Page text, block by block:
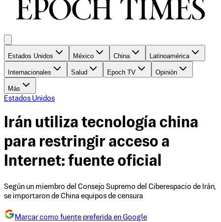
Estados Unidos México China Latinoamérica
Internacionales Salud Epoch TV Opinión
Más
Estados Unidos
Irán utiliza tecnología china
para restringir acceso a
Internet: fuente oficial
Según un miembro del Consejo Supremo del Ciberespacio de Irán,
se importaron de China equipos de censura
Marcar como fuente preferida en Google